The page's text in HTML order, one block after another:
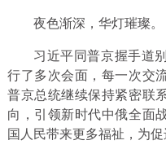
夜色渐深，华灯璀璨。
习近平同普京握手道
行了多次会面，每一次交
普京总统继续保持紧密联
向，引领新时代中俄全面
国人民带来更多福祉，为